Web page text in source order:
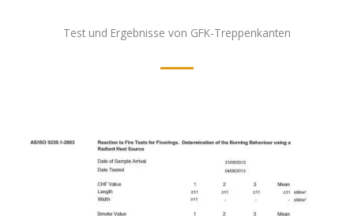
Test und Ergebnisse von GFK-Treppenkanten